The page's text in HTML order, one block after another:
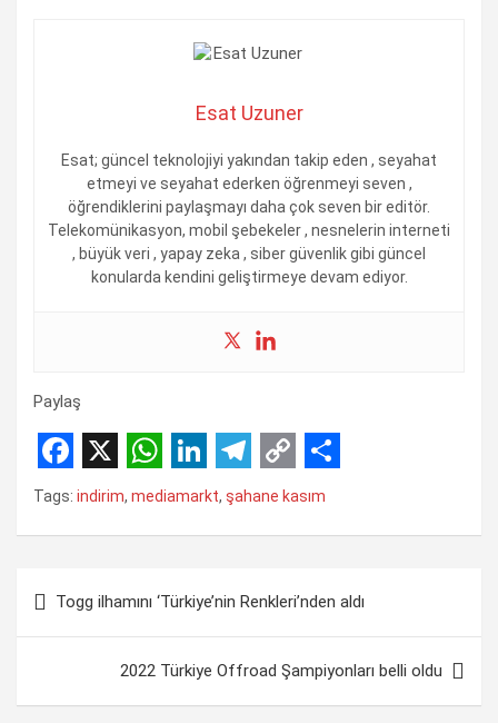
Esat Uzuner
Esat; güncel teknolojiyi yakından takip eden , seyahat
etmeyi ve seyahat ederken öğrenmeyi seven ,
öğrendiklerini paylaşmayı daha çok seven bir editör.
Telekomünikasyon, mobil şebekeler , nesnelerin interneti
, büyük veri , yapay zeka , siber güvenlik gibi güncel
konularda kendini geliştirmeye devam ediyor.
Paylaş
F
e
b
o
X
W
t
s
A
p
L
k
e
d
I
T
e
g
r
a
C
y
L
i
n
S
r
e
Tags: indirim, mediamarkt, şahane kasım
gezinmesi
Togg ilhamını ‘Türkiye’nin Renkleri’nden aldı
2022 Türkiye Offroad Şampiyonları belli oldu